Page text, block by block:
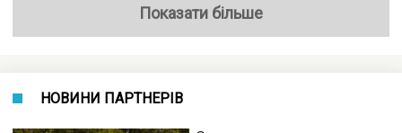
Показати більше
НОВИНИ ПАРТНЕРІВ